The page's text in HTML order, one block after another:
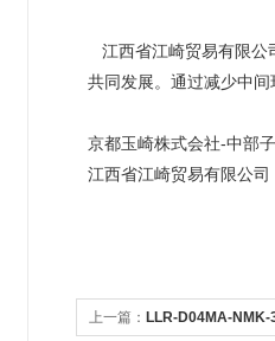
江西省江崎贸易有限公
共同发展。通过减少中
京都玉崎株式会社-中部
江西省江崎贸易有限公司
上一篇： LLR-D04MA-NMK-